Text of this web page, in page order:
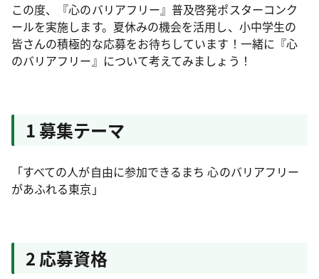
この度、『心のバリアフリー』普及啓発ポスターコンク
ールを実施します。夏休みの機会を活用し、小中学生の
皆さんの積極的な応募をお待ちしています！一緒に『心
のバリアフリー』について考えてみましょう！
1 募集テーマ
「すべての人が自由に参加できるまち 心のバリアフリー
があふれる東京」
2 応募資格